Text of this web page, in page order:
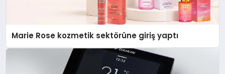
Marie Rose kozmetik sektörüne giriş yaptı